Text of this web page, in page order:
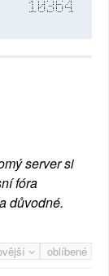
10364
server si
fóra
důvodné.
oblíbené